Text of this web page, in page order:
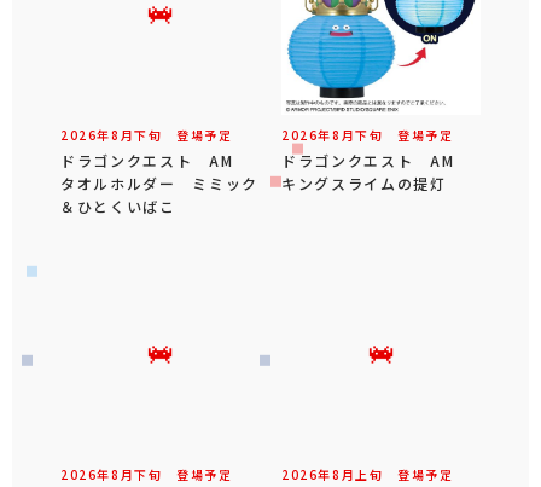
2026年8 月下旬 登場予定
ドラゴンクエスト AM
タオルホルダー ミミック
＆ひとくいばこ
2026年8 月下旬 登場予定
ドラゴンクエスト AM
キングスライムの提灯
2026年8 月下旬 登場予定 2026年8 月 上旬 登場予定